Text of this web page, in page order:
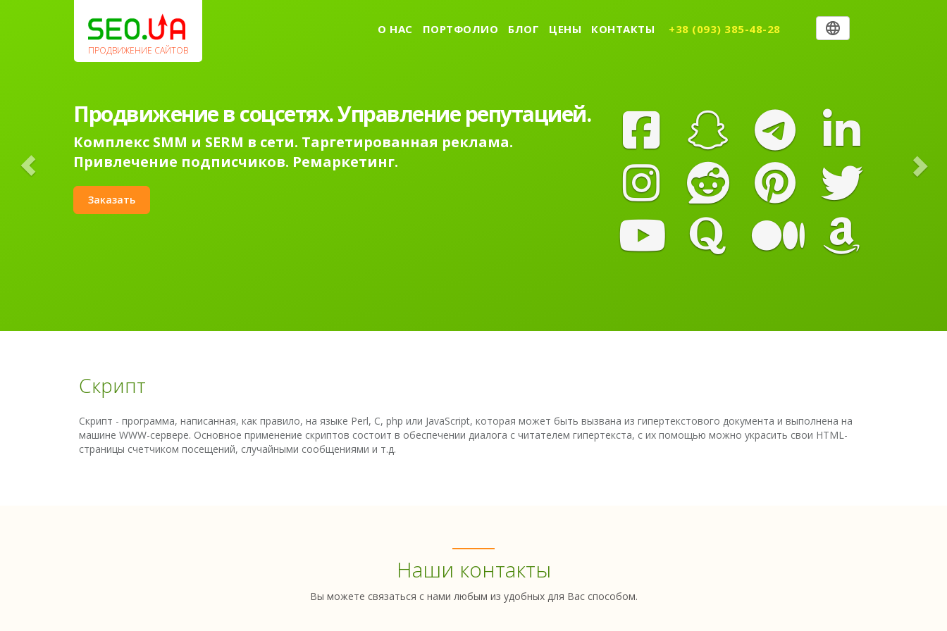
ПРОДВИЖЕНИЕ САЙТОВ
О НАС ПОРТФОЛИО БЛОГ ЦЕНЫ КОНТАКТЫ +38 (093) 385-48-28
Продвижение в соцсетях. Управление репутацией.
Комплекс SMM и SERM в сети. Таргетированная реклама.
Привлечение подписчиков. Ремаркетинг.
Заказать
Скрипт
Скрипт - программа, написанная, как правило, на языке Perl, C, php или JavaScript, которая может быть вызвана из гипертекстового документа и выполнена на
машине WWW-сервере. Основное применение скриптов состоит в обеспечении диалога с читателем гипертекста, с их помощью можно украсить свои HTML-
страницы счетчиком посещений, случайными сообщениями и т.д.
Наши контакты
Вы можете связаться с нами любым из удобных для Вас способом.